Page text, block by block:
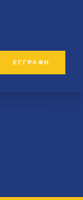
ΕΓΓΡΑΦΗ